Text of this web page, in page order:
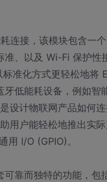
连接，该模块包含
、以及 Wi-Fi 保护性
准化方式更轻松地
低能耗设备，例如智
设计物联网产品如何
用户能轻松地推出实
用 I/O (GPIO)。
靠而独特的功能，